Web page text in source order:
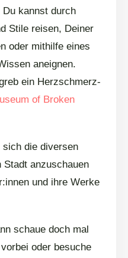
kannst durch
Stile reisen, Deiner
oder mithilfe eines
aneignen.
ein Herzschmerz-
of Broken
sich die diversen
Stadt anzuschauen
und ihre Werke
schaue doch mal
oder besuche